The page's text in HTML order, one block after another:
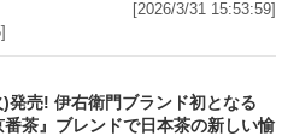
[2026/3/31 15:53:59]
発売! 伊右衛門ブランド初となる
番茶』ブレンドで日本茶の新しい愉